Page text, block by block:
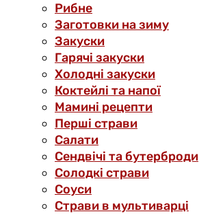
Рибне
Заготовки на зиму
Закуски
Гарячі закуски
Холодні закуски
Коктейлі та напої
Мамині рецепти
Перші страви
Салати
Сендвічі та бутерброди
Солодкі страви
Соуси
Страви в мультиварці